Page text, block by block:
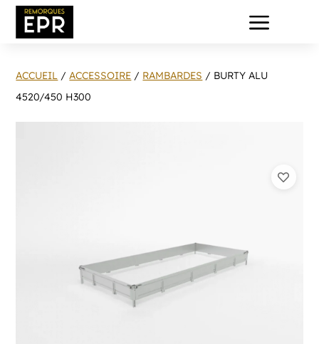
a
ACCUEIL /ACCESSOIRE / RAMBARDES / BURTY ALU
4520/450 H300